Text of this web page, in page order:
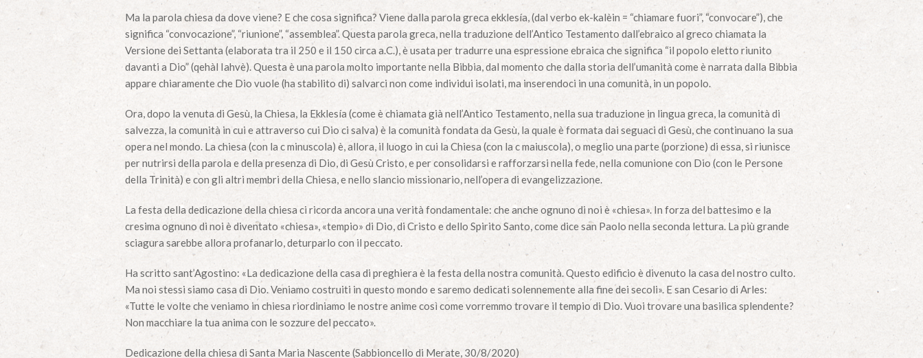
Ma la parola chiesa da dove viene? E che cosa significa? Viene dalla parola greca ekklesía, (dal verbo ek-kalèin = “chiamare fuori”, “convocare”), che
significa “convocazione”, “riunione”, “assemblea”. Questa parola greca, nella traduzione dell’Antico Testamento dall’ebraico al greco chiamata la
Versione dei Settanta (elaborata tra il 250 e il 150 circa a.C.), è usata per tradurre una espressione ebraica che significa “il popolo eletto riunito
davanti a Dio” (qehàl Iahvè). Questa è una parola molto importante nella Bibbia, dal momento che dalla storia dell’umanità come è narrata dalla Bibbia
appare chiaramente che Dio vuole (ha stabilito di) salvarci non come individui isolati, ma inserendoci in una comunità, in un popolo.
Ora, dopo la venuta di Gesù, la Chiesa, la Ekklesía (come è chiamata già nell’Antico Testamento, nella sua traduzione in lingua greca, la comunità di
salvezza, la comunità in cui e attraverso cui Dio ci salva) è la comunità fondata da Gesù, la quale è formata dai seguaci di Gesù, che continuano la sua
opera nel mondo. La chiesa (con la c minuscola) è, allora, il luogo in cui la Chiesa (con la c maiuscola), o meglio una parte (porzione) di essa, si riunisce
per nutrirsi della parola e della presenza di Dio, di Gesù Cristo, e per consolidarsi e rafforzarsi nella fede, nella comunione con Dio (con le Persone
della Trinità) e con gli altri membri della Chiesa, e nello slancio missionario, nell’opera di evangelizzazione.
La festa della dedicazione della chiesa ci ricorda ancora una verità fondamentale: che anche ognuno di noi è «chiesa». In forza del battesimo e la
cresima ognuno di noi è diventato «chiesa», «tempio» di Dio, di Cristo e dello Spirito Santo, come dice san Paolo nella seconda lettura. La più grande
sciagura sarebbe allora profanarlo, deturparlo con il peccato.
Ha scritto sant’Agostino: «La dedicazione della casa di preghiera è la festa della nostra comunità. Questo edificio è divenuto la casa del nostro culto.
Ma noi stessi siamo casa di Dio. Veniamo costruiti in questo mondo e saremo dedicati solennemente alla fine dei secoli». E san Cesario di Arles:
«Tutte le volte che veniamo in chiesa riordiniamo le nostre anime così come vorremmo trovare il tempio di Dio. Vuoi trovare una basilica splendente?
Non macchiare la tua anima con le sozzure del peccato».
Dedicazione della chiesa di Santa Maria Nascente (Sabbioncello di Merate, 30/8/2020)